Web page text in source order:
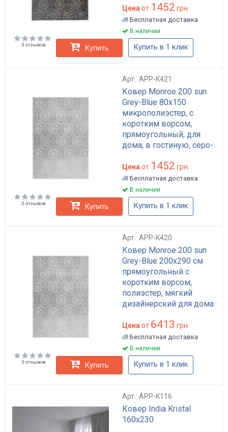
Цена от 1452 грн.
Бесплатная доставка
В наличии
0 отзывов Купить Купить в 1 клик
Арт.: APP-K421
Ковер Monroe 200 sun
Grey-Blue 80x150
микрополиэстер, с
коротким ворсом,
прямоугольный, для
дома, в гостиную, серо-
Цена от 1452 грн.
Бесплатная доставка
В наличии
0 отзывов Купить Купить в 1 клик
Арт.: APP-K420
Ковер Monroe 200 sun
Grey-Blue 200x290 см
прямоугольный с
коротким ворсом,
полиэстер, мягкий
дизайнерский для дома
K420
Цена от 6413 грн.
Бесплатная доставка
В наличии
0 отзывов Купить Купить в 1 клик
Арт.: APP-K116
Ковер India Kristal
160х230